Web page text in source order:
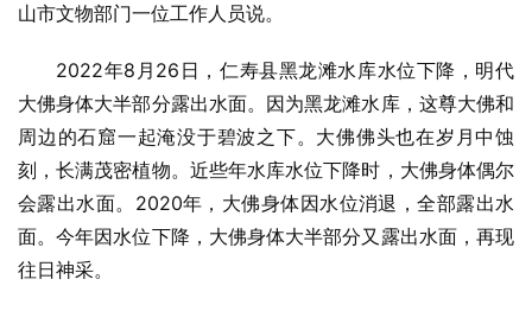
山市文物部门一位工作人员说。
2022年8月26日，仁寿县黑龙滩水库水位下降，明代
大佛身体大半部分露出水面。因为黑龙滩水库，这尊大佛和
周边的石窟一起淹没于碧波之下。大佛佛头也在岁月中蚀
刻，长满茂密植物。近些年水库水位下降时，大佛身体偶尔
会露出水面。2020年，大佛身体因水位消退，全部露出水
面。今年因水位下降，大佛身体大半部分又露出水面，再现
往日神采。